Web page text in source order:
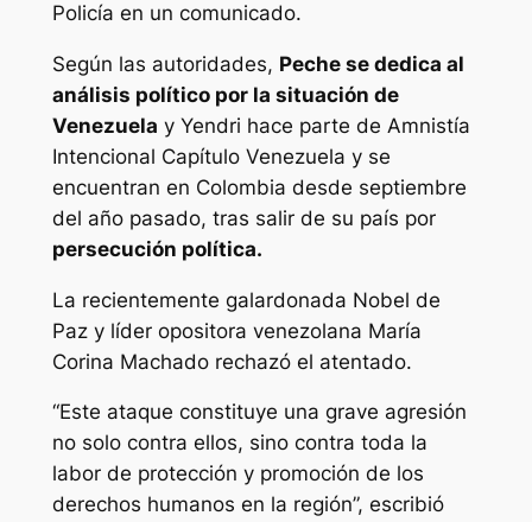
Policía en un comunicado.
Según las autoridades, Peche se dedica al
análisis político por la situación de
Venezuela y Yendri hace parte de Amnistía
Intencional Capítulo Venezuela y se
encuentran en Colombia desde septiembre
del año pasado, tras salir de su país por
persecución política.
La recientemente galardonada Nobel de
Paz y líder opositora venezolana María
Corina Machado rechazó el atentado.
“Este ataque constituye una grave agresión
no solo contra ellos, sino contra toda la
labor de protección y promoción de los
derechos humanos en la región”, escribió